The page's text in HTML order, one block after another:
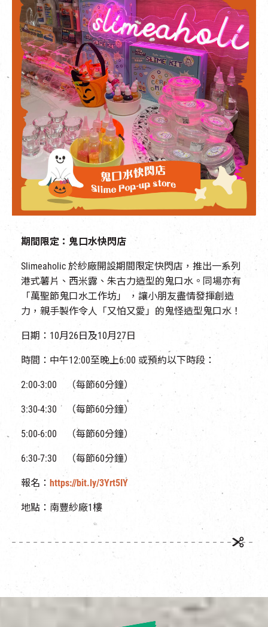
期間限定：鬼口水快閃店
Slimeaholic 於紗廠開設期間限定快閃店，推出一系列
港式薯片、西米露、朱古力造型的鬼口水。同場亦有
「萬聖節鬼口水工作坊」 ，讓小朋友盡情發揮創造
力，親手製作令人「又怕又愛」的鬼怪造型鬼口水！
日期：10月26日及10月27日
時間：中午12:00至晚上6:00 或預約以下時段：
2:00-3:00 （每節60分鐘）
3:30-4:30 （每節60分鐘）
5:00-6:00 （每節60分鐘）
6:30-7:30 （每節60分鐘）
報名： https://bit.ly/3Yrt5IY
地點：南豐紗廠1樓